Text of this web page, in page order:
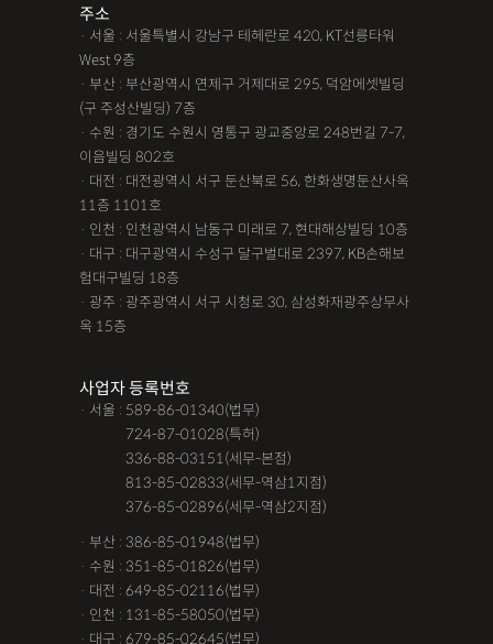
주소
· 서울 : 서울특별시 강남구 테헤란로 420, KT선릉타워
West 9층
· 부산 : 부산광역시 연제구 거제대로 295, 덕암에셋빌딩
(구 주성산빌딩) 7층
· 수원 : 경기도 수원시 영통구 광교중앙로 248번길 7-7,
이음빌딩 802호
· 대전 : 대전광역시 서구 둔산북로 56, 한화생명둔산사옥
11층 1101호
· 인천 : 인천광역시 남동구 미래로 7, 현대해상빌딩 10층
· 대구 : 대구광역시 수성구 달구벌대로 2397, KB손해보
험대구빌딩 18층
· 광주 : 광주광역시 서구 시청로 30, 삼성화재광주상무사
옥 15층
사업자 등록번호
· 서울 : 589-86-01340(법무)
724-87-01028(특허)
336-88-03151(세무-본점)
813-85-02833(세무-역삼1지점)
376-85-02896(세무-역삼2지점)
· 부산 : 386-85-01948(법무)
· 수원 : 351-85-01826(법무)
· 대전 : 649-85-02116(법무)
· 인천 : 131-85-58050(법무)
· 대구 : 679-85-02645(법무)